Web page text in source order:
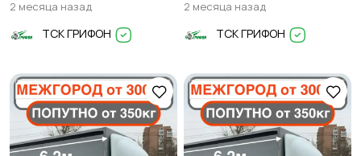
Уход за животными Юридические услуги
Другое
2 месяца назад
ТСК ГРИФОН
2 месяца назад
ТСК ГРИФОН